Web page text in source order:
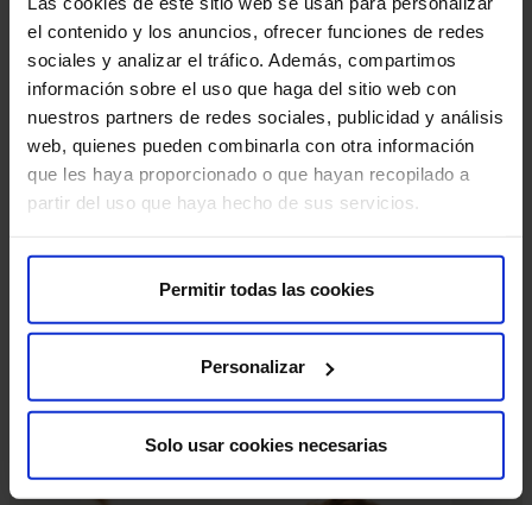
el contenido y los anuncios, ofrecer funciones de redes
sociales y analizar el tráfico. Además, compartimos
información sobre el uso que haga del sitio web con
nuestros partners de redes sociales, publicidad y análisis
web, quienes pueden combinarla con otra información
que les haya proporcionado o que hayan recopilado a
partir del uso que haya hecho de sus servicios.
Permitir todas las cookies
Personalizar
Solo usar cookies necesarias
HM Hospitales en Sant Andreu realizamos infiltraciones,
rizólisis, cirugía artroscópica, prótesis articulares,
tratamiento de fracturas, lesiones deportivas, patología
de columna y correcciones ortopédicas.
Para los casos en los que el tratamiento quirúrgico es
evitable, disponemos de terapias más conservadoras
como las regenerativas a base de:
Infiltraciones de Ácido Hialurónico.
Nuestro objetivo es devolverte el movimiento con
seguridad y eficacia.